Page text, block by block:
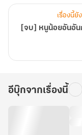
เดียว!
เรื่องนี้ยั
อีบุ๊กจากเรื่องนี้